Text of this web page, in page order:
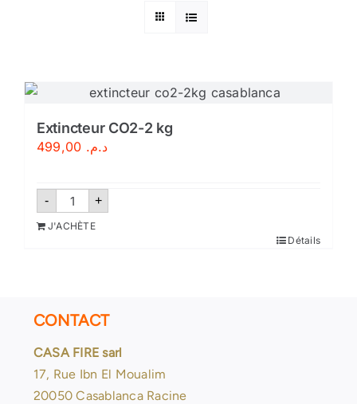
Détection incendie
Sécurité incendie
BOUTIQUE
Extincteur CO2-2 kg
د.م.
- quantité
Extincteur
CO2-
+
J'ACHÈTE
Détails
CONTACT
CASA FIRE sarl
17, Rue Ibn El Moualim
20050 Casablanca Racine